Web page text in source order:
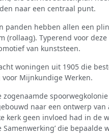
naar een centraal punt.
panden hebben allen een
(rollaag). Typerend voor
van kunststeen.
woningen uit 1905 die
Mijnkundige Werken.
naar een ontwerp van
kerk geen invloed had in de
die bepaalde